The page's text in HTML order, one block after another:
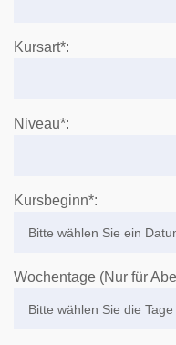
Kursart*:
Niveau*:
Kursbeginn*:
Wochentage (Nur für